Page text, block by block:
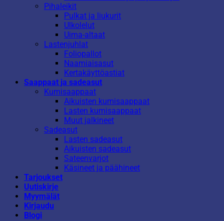
Pihaleikit
Pulkat ja liukurit
Ulkolelut
Uima-altaat
Lastenjuhlat
Foliopallot
Naamiaisasut
Kertakäyttöastiat
Saappaat ja sadeasut
Kumisaappaat
Aikuisten kumisaappaat
Lasten kumisaappaat
Muut jalkineet
Sadeasut
Lasten sadeasut
Aikuisten sadeasut
Sateenvarjot
Käsineet ja päähineet
Tarjoukset
Uutiskirje
Myymälät
Kirjaudu
Blogi